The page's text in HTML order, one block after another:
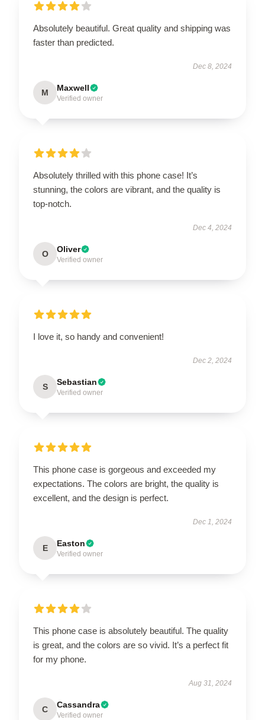
Absolutely beautiful. Great quality and shipping was
faster than predicted.
Dec 8, 2024
M Maxwell
Verified owner
Absolutely thrilled with this phone case! It’s
stunning, the colors are vibrant, and the quality is
top-notch.
Dec 4, 2024
O Oliver
Verified owner
I love it, so handy and convenient!
Dec 2, 2024
S Sebastian
Verified owner
This phone case is gorgeous and exceeded my
expectations. The colors are bright, the quality is
excellent, and the design is perfect.
Dec 1, 2024
E Easton
Verified owner
This phone case is absolutely beautiful. The quality
is great, and the colors are so vivid. It’s a perfect fit
for my phone.
Aug 31, 2024
C Cassandra
Verified owner